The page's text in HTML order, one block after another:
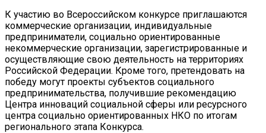
К участию во Всероссийском конкурсе приглашаются
коммерческие организации, индивидуальные
предприниматели, социально ориентированные
некоммерческие организации, зарегистрированные и
осуществляющие свою деятельность на территориях
Российской Федерации. Кроме того, претендовать на
победу могут проекты субъектов социального
предпринимательства, получившие рекомендацию
Центра инноваций социальной сферы или ресурсного
центра социально ориентированных НКО по итогам
регионального этапа Конкурса.